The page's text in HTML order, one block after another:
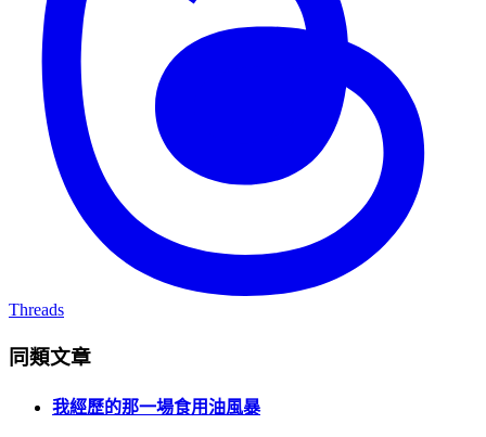
Threads
同類文章
我經歷的那一場食用油風暴